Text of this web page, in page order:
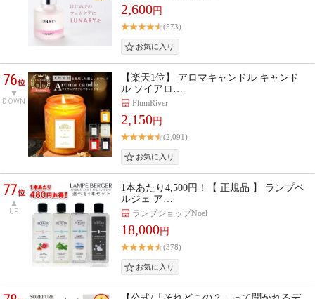
2,600円
(573)
76位
DOWN
【楽天1位】 アロマキャンドル キャンド
ル ソイアロ…
PlumRiver
2,150円
(2,091)
77位
UP
1本あたり4,500円！【 正規品 】 ランプベ
ルジェ ア…
ランプショップNoel
18,000円
(378)